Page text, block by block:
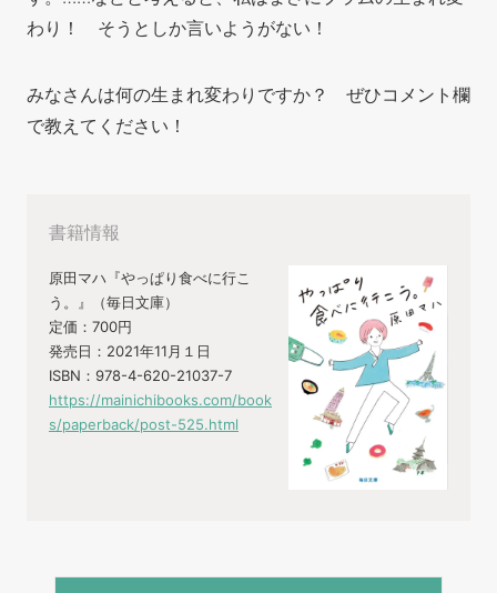
わり！ そうとしか言いようがない！
みなさんは何の生まれ変わりですか？ ぜひコメント欄
で教えてください！
書籍情報
原田マハ『やっぱり食べに行こ
う。』（毎日文庫）
定価：700円
発売日：2021年11月１日
ISBN：978-4-620-21037-7
https://mainichibooks.com/book
s/paperback/post-525.html